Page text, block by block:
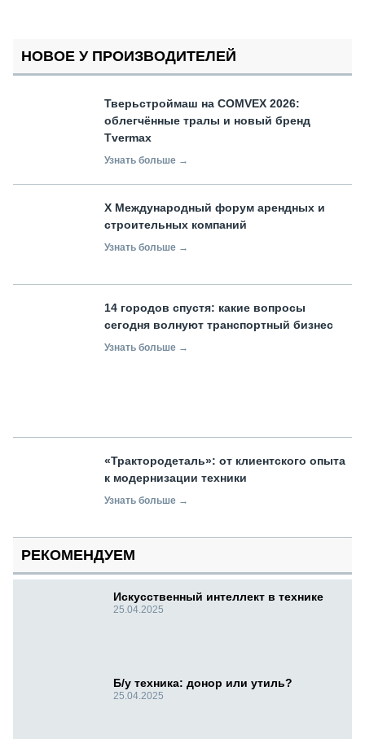
НОВОЕ У ПРОИЗВОДИТЕЛЕЙ
Тверьстроймаш на COMVEX 2026:
облегчённые тралы и новый бренд
Tvermax
Узнать больше →
X Международный форум арендных и
строительных компаний
Узнать больше →
14 городов спустя: какие вопросы
сегодня волнуют транспортный бизнес
Узнать больше →
«Трактородеталь»: от клиентского опыта
к модернизации техники
Узнать больше →
РЕКОМЕНДУЕМ
Искусственный интеллект в технике
25.04.2025
Б/у техника: донор или утиль?
25.04.2025